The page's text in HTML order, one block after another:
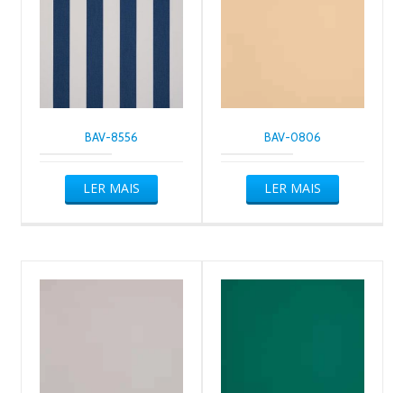
BAV-8556
LER MAIS
BAV-0806
LER MAIS